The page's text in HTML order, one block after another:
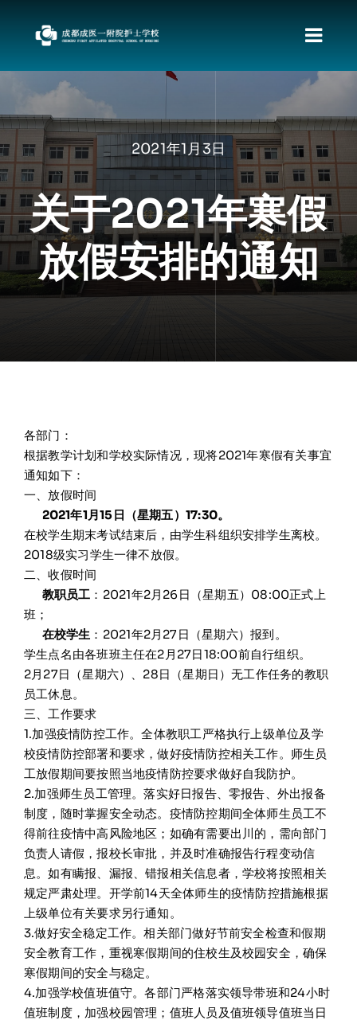
容
切
换
航
关于我们
新闻动态
职教发展政策
资料下载
责任督专区
校园文化
2021年1月3日
关于2021年寒假
放假安排的通知
各部门：
根据教学计划和学校实际情况，现将2021年寒假有关事宜
通知如下：
一、放假时间
2021年1月15日（星期五）17:30。
在校学生期末考试结束后，由学生科组织安排学生离校。
2018级实习学生一律不放假。
二、收假时间
教职员工 ：2021年2月26日（星期五）08:00正式上
班；
在校学生 ：2021年2月27日（星期六）报到。
学生点名由各班班主任在2月27日18:00前自行组织。
2月27日（星期六）、28日（星期日）无工作任务的教职
员工休息。
三、工作要求
1.加强疫情防控工作。全体教职工严格执行上级单位及学
校疫情防控部署和要求，做好疫情防控相关工作。师生员
工放假期间要按照当地疫情防控要求做好自我防护。
2.加强师生员工管理。落实好日报告、零报告、外出报备
制度，随时掌握安全动态。疫情防控期间全体师生员工不
得前往疫情中高风险地区；如确有需要出川的，需向部门
负责人请假，报校长审批，并及时准确报告行程变动信
息。如有瞒报、漏报、错报相关信息者，学校将按照相关
规定严肃处理。开学前14天全体师生的疫情防控措施根据
上级单位有关要求另行通知。
3.做好安全稳定工作。相关部门做好节前安全检查和假期
安全教育工作，重视寒假期间的住校生及校园安全，确保
寒假期间的安全与稳定。
4.加强学校值班值守。各部门严格落实领导带班和24小时
值班制度，加强校园管理；值班人员及值班领导值班当日